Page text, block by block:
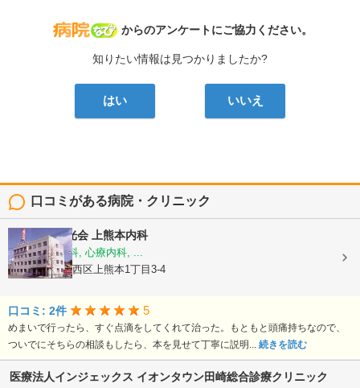
病院なび
からのアンケートにご協力ください。
知りたい情報は見つかりましたか?
はい いいえ
口コミがある病院・クリニック
医療法人陽光会 上熊本内科
内科, 神経内科, 心療内科, ...
熊本県熊本市西区上熊本1丁目3-4
口コミ: 2件 5
めまいで行ったら、すぐ点滴をしてくれて治った。もともと頭痛持ちなので、
ついでにそちらの相談もしたら、本を見せて丁寧に説明... 続きを読む
医療法人インジェックス イオンタウン田崎総合診療クリニック